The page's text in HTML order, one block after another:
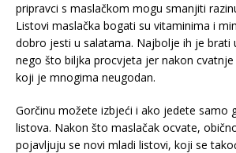
pripravci s maslačkom mogu smanjiti
Listovi maslačka bogati su vitaminima i
dobro jesti u salatama. Najbolje ih je brati
nego što biljka procvjeta jer nakon
koji je mnogima neugodan.
Gorčinu možete izbjeći i ako jedete samo
listova. Nakon što maslačak ocvate,
pojavljuju se novi mladi listovi, koji se